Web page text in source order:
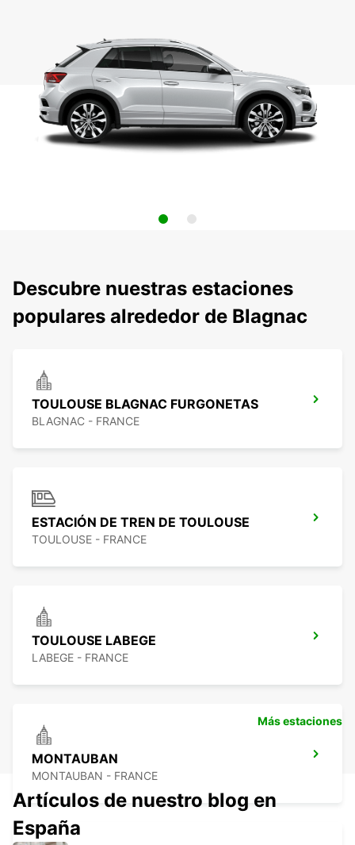
Descubre nuestras estaciones
populares alrededor de Blagnac
TOULOUSE BLAGNAC FURGONETAS
BLAGNAC - FRANCE
ESTACIÓN DE TREN DE TOULOUSE
TOULOUSE - FRANCE
TOULOUSE LABEGE
LABEGE - FRANCE
MONTAUBAN
MONTAUBAN - FRANCE
Más estaciones
Artículos de nuestro blog en
España